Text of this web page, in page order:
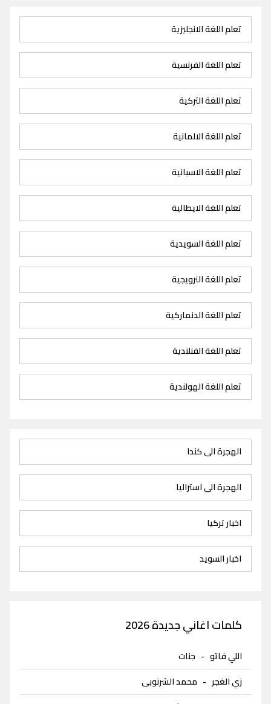
تعلم اللغة الانجليزية
تعلم اللغة الفرنسية
تعلم اللغة التركية
تعلم اللغة الالمانية
تعلم اللغة الاسبانية
تعلم اللغة الايطالية
تعلم اللغة السويدية
تعلم اللغة النرويجية
تعلم اللغة الدنماركية
تعلم اللغة الفنلندية
تعلم اللغة الهولندية
الهجرة الى كندا
الهجرة الى استراليا
اخبار تركيا
اخبار السويد
كلمات اغاني جديدة 2026
اللي فاتو - جنات
زي الغجر- محمد الشرنوبى